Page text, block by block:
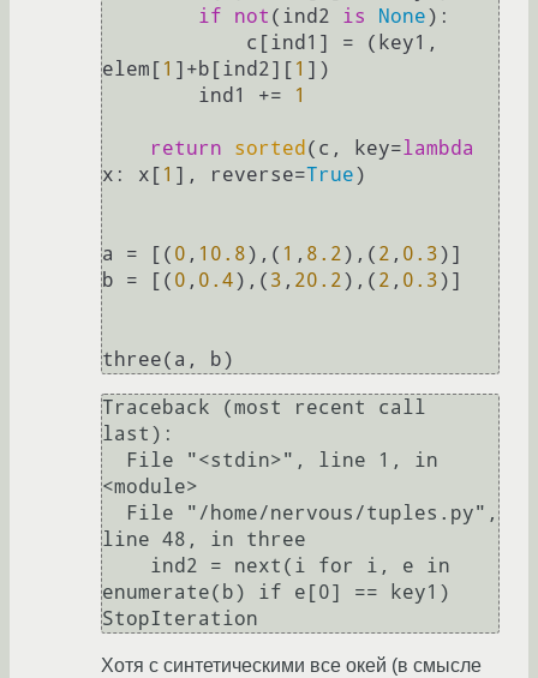
if
not (ind2 is None):
elem[ 1 ]+b[ind2][ 1 ])
        ind1 +=
1
return sorted (c, key=lambda
x: x[ 1 ], reverse=True)
a = [( 0 , 10.8),( 1 , 8.2),( 2 , 0.3)]
b = [( 0 , 0.4),( 3 , 20.2),( 2 , 0.3)]
Traceback (most recent call
last):
<module>
line 48, in three
enumerate(b) if e[0] == key1)
Хотя с синтетическими все окей (в смысле